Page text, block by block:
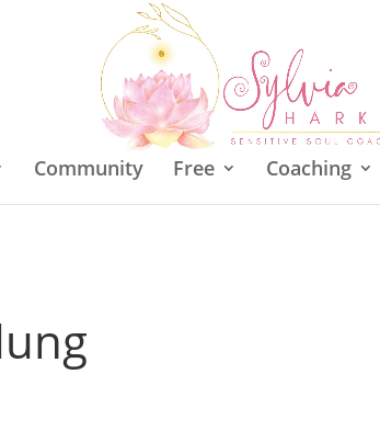
Community Free Coaching